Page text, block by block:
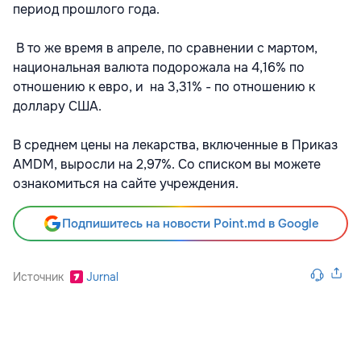
период прошлого года.
В то же время в апреле, по сравнении с мартом,
национальная валюта подорожала на 4,16% по
отношению к евро, и на 3,31% - по отношению к
доллару США.
В среднем цены на лекарства, включенные в Приказ
AMDM, выросли на 2,97%. Со списком вы можете
ознакомиться на сайте учреждения.
Подпишитесь на новости Point.md в Google
Источник Jurnal